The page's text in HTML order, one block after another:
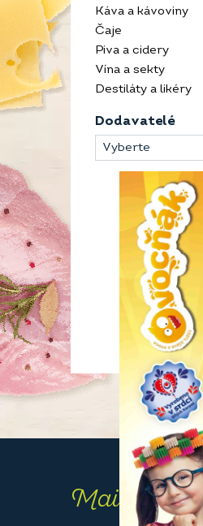
Káva a kávoviny
Čaje
Piva a cidery
Vína a sekty
Destiláty a likéry
Dodavatelé
Vyberte
MailyPLNÉ